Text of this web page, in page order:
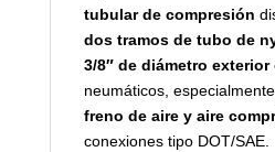
tubular de compresión
dos tramos de tubo de
3/8″ de diámetro exterior
neumáticos,
freno de aire y aire
conexiones tipo DOT/SAE.